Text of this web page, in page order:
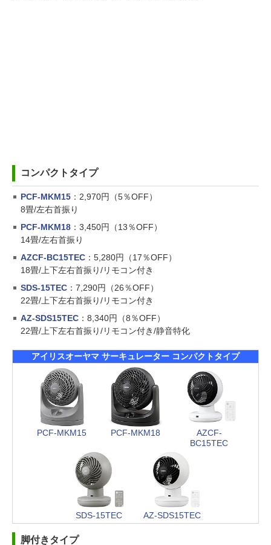
コンパクトタイプ
PCF-MKM15：2,970円（5％OFF）
8畳/左右首振り
PCF-MKM18：3,450円（13％OFF）
14畳/左右首振り
AZCF-BC15TEC：5,280円（17％OFF）
18畳/上下左右首振り/リモコン付き
SDS-15TEC：7,290円（26％OFF）
22畳/上下左右首振り/リモコン付き
AZ-SDS15TEC：8,340円（8％OFF）
22畳/上下左右首振り/リモコン付き/静音特化
アイリスオーヤマ サーキュレーター コンパクトタイプ
PCF-MKM15 PCF-MKM18
AZCF-
BC15TEC
SDS-15TEC AZ-SDS15TEC
脚付きタイプ